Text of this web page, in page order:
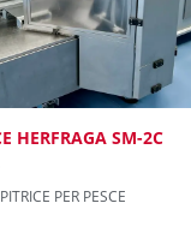
HERFRAGA SM-2C
PER PESCE